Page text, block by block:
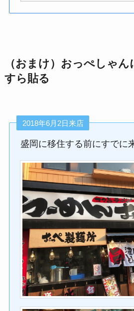
（おまけ）おっぺしゃ
すら貼る
2018年6月2日来店
盛岡に移住する前にすでに